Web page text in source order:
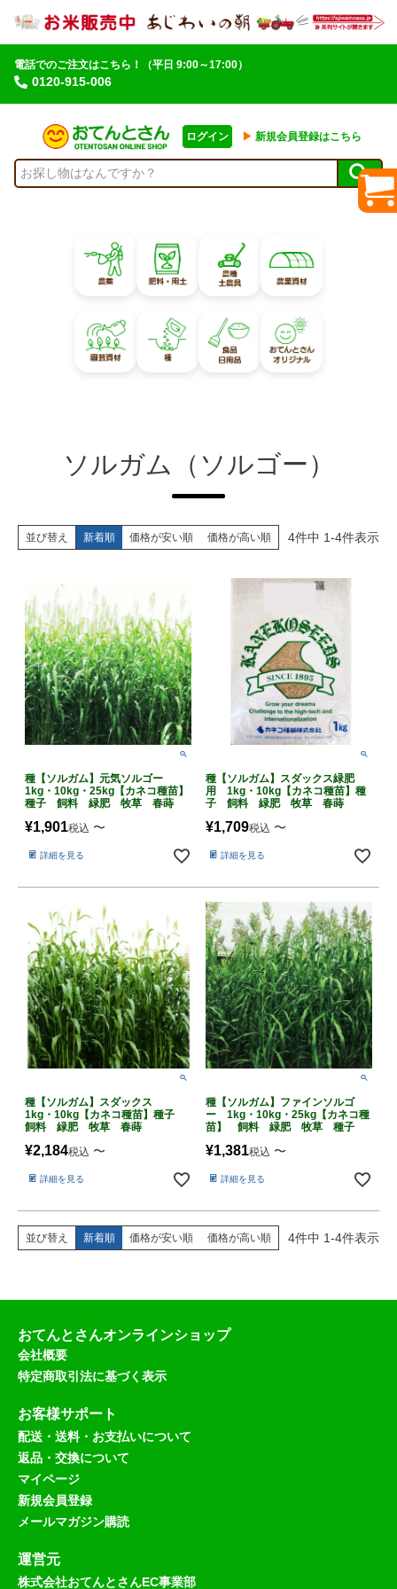
電話でのご注文はこちら！
0120-915-006
（平日 9:00～17:00）
ログイン ▶︎ 新規会員登録はこちら
ソルガム（ソルゴー）
並び替え 新着順 価格が安い順 価格が高い順 4件中 1-4件表示
種【ソルガム】元気ソルゴー
1kg・10kg・25kg【カネコ種苗】
種子 飼料 緑肥 牧草 春蒔
¥1,901税込 〜
詳細を見る
種【ソルガム】スダックス緑肥
用 1kg・10kg【カネコ種苗】種
子 飼料 緑肥 牧草 春蒔
¥1,709税込 〜
詳細を見る
種【ソルガム】スダックス
1kg・10kg【カネコ種苗】種子
飼料 緑肥 牧草 春蒔
¥2,184税込 〜
詳細を見る
種【ソルガム】ファインソルゴ
ー 1kg・10kg・25kg【カネコ種
苗】 飼料 緑肥 牧草 種子
¥1,381税込 〜
詳細を見る
並び替え 新着順 価格が安い順 価格が高い順 4件中 1-4件表示
おてんとさんオンラインショップ
会社概要
特定商取引法に基づく表示
お客様サポート
配送・送料・お支払いについて
返品・交換について
マイページ
新規会員登録
メールマガジン購読
運営元
株式会社おてんとさんEC事業部